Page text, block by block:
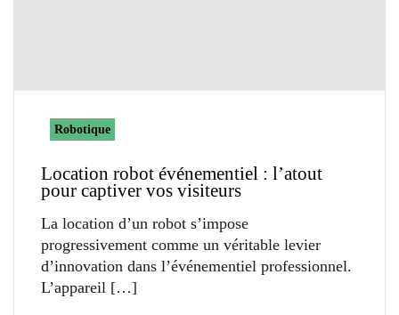
Robotique
Location robot événementiel : l’atout
pour captiver vos visiteurs
La location d’un robot s’impose
progressivement comme un véritable levier
d’innovation dans l’événementiel professionnel.
L’appareil